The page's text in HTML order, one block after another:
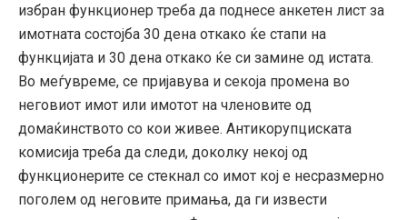
избран функционер треба да поднесе анкетен лист за
имотната состојба 30 дена откако ќе стапи на
функцијата и 30 дена откако ќе си замине од истата.
Во меѓувреме, се пријавува и секоја промена во
неговиот имот или имотот на членовите од
домаќинството со кои живее. Антикорупциската
комисија треба да следи, доколку некој од
функционерите се стекнал со имот кој е несразмерно
поголем од неговите примања, да ги извести